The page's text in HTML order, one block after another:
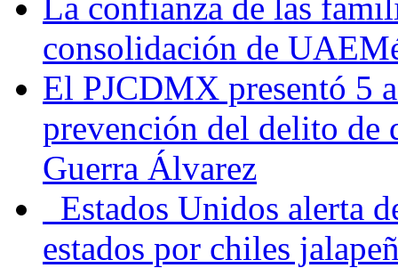
consolidación de
El PJCDMX presentó 5
prevención del delito de
Guerra Álvarez
Estados Unidos alerta
estados por chiles